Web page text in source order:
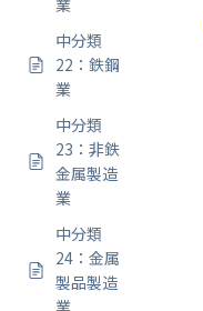
業
中分類
22：鉄鋼
業
中分類
23：非鉄
金属製造
業
中分類
24：金属
製品製造
業